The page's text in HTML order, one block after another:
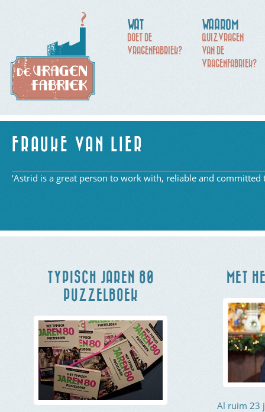
WAT
DOET DE
VRAGENFABRIEK?
WAAROM
QUIZVRAGEN
VAN DE
VRAGENFABRIEK?
FRAUKE VAN LIER
‘Astrid is a great person to work with, reliable and committed
TYPISCH JAREN 80
PUZZELBOEK
MET
Al ruim 23